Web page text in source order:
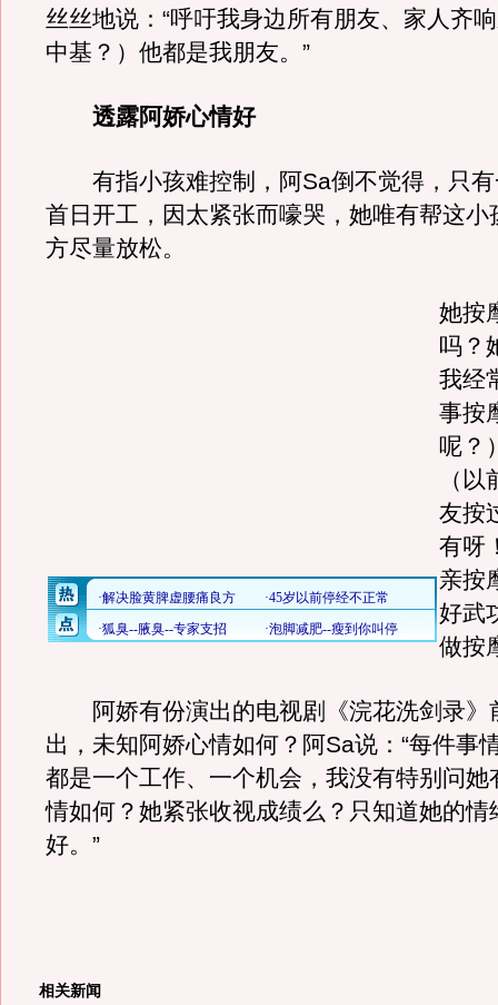
丝丝地说：“呼吁我身边所有朋友、家人齐
中基？）他都是我朋友。”
透露阿娇心情好
有指小孩难控制，阿Sa倒不觉得，只有
首日开工，因太紧张而嚎哭，她唯有帮这小
方尽量放松。
她按
吗？
我经
事按
呢？
（
友按
有呀
亲按
好武
做按
阿娇有份演出的电视剧《浣花洗剑录》
出，未知阿娇心情如何？阿Sa说：“每件事
都是一个工作、一个机会，我没有特别问她
情如何？她紧张收视成绩么？只知道她的情
好。”
相关新闻